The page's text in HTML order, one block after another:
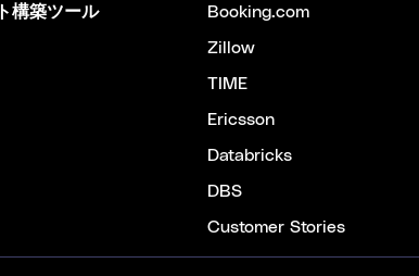
構築ツール Booking.com
Zillow
TIME
Ericsson
Databricks
DBS
Customer Stories